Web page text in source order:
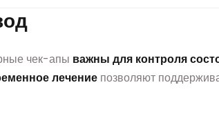
чек-апы важны для контроля
лечение позволяют